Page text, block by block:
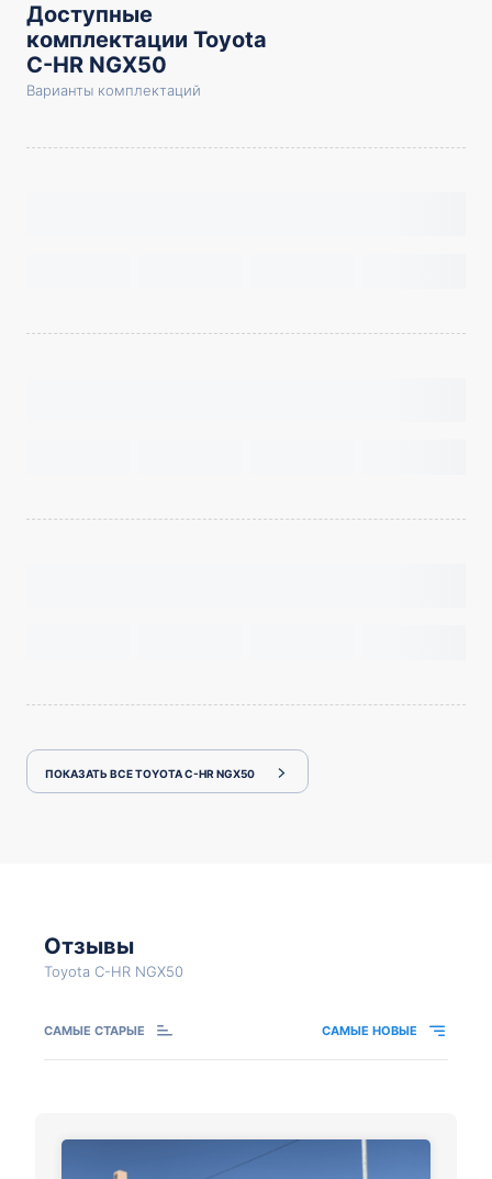
Доступные
комплектации Toyota
C-HR NGX50
Варианты комплектаций
ПОКАЗАТЬ ВСЕ TOYOTA C-HR NGX50
Отзывы
Toyota C-HR NGX50
САМЫЕ СТАРЫЕ САМЫЕ НОВЫЕ